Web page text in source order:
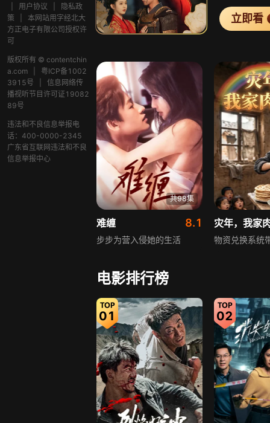
用户协议
隐私政
策
本网站用字经北大
方正电子有限公司授权许
可
版权所有 © contentchin
a.com
粤ICP备1002
3915号
信息网络传
播视听节目许可证19082
89号
违法和不良信息举报电
话：400-0000-2345
广东省互联网违法和不良
信息举报中心
守国门，直
佑之时，通
晏河清！
立即看
共98集
难缠 8.1
步步为营入侵她的生活
灾年，我家
物资兑换系统
共92集
电影排行榜
01 02